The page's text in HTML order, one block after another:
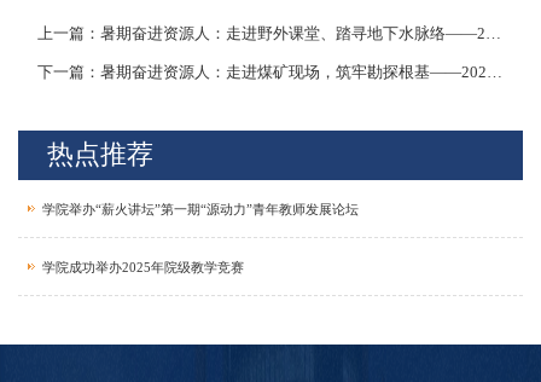
上一篇：暑期奋进资源人：走进野外课堂、踏寻地下水脉络——2022级水文与水资源工程专业水文地质测绘生产实习进行中
下一篇：暑期奋进资源人：走进煤矿现场，筑牢勘探根基——2022 级资源勘查工程专业生产实习圆满落幕
热点推荐
学院举办“薪火讲坛”第一期“源动力”青年教师发展论坛
学院成功举办2025年院级教学竞赛